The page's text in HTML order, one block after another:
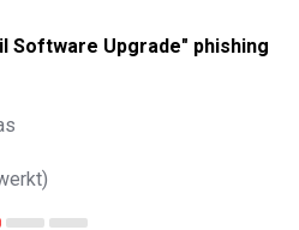
Software Upgrade" phishing